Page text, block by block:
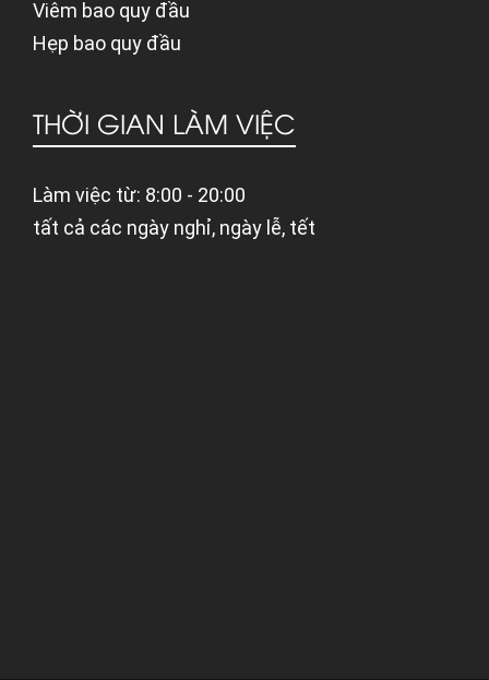
Viêm bao quy đầu
Hẹp bao quy đầu
THỜI GIAN LÀM VIỆC
Làm việc từ: 8:00 - 20:00
tất cả các ngày nghỉ, ngày lễ, tết